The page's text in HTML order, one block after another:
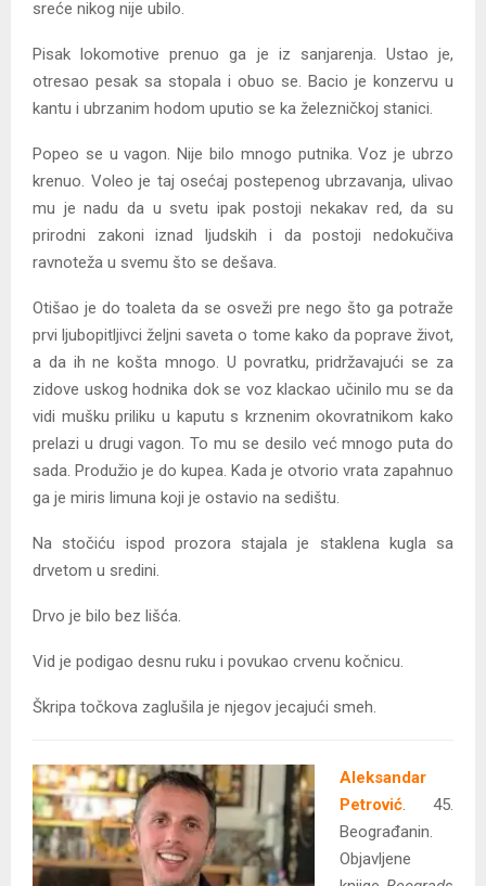
sreće nikog nije ubilo.
Pisak lokomotive prenuo ga je iz sanjarenja. Ustao je,
otresao pesak sa stopala i obuo se. Bacio je konzervu u
kantu i ubrzanim hodom uputio se ka železničkoj stanici.
Popeo se u vagon. Nije bilo mnogo putnika. Voz je ubrzo
krenuo. Voleo je taj osećaj postepenog ubrzavanja, ulivao
mu je nadu da u svetu ipak postoji nekakav red, da su
prirodni zakoni iznad ljudskih i da postoji nedokučiva
ravnoteža u svemu što se dešava.
Otišao je do toaleta da se osveži pre nego što ga potraže
prvi ljubopitljivci željni saveta o tome kako da poprave život,
a da ih ne košta mnogo. U povratku, pridržavajući se za
zidove uskog hodnika dok se voz klackao učinilo mu se da
vidi mušku priliku u kaputu s krznenim okovratnikom kako
prelazi u drugi vagon. To mu se desilo već mnogo puta do
sada. Produžio je do kupea. Kada je otvorio vrata zapahnuo
ga je miris limuna koji je ostavio na sedištu.
Na stočiću ispod prozora stajala je staklena kugla sa
drvetom u sredini.
Drvo je bilo bez lišća.
Vid je podigao desnu ruku i povukao crvenu kočnicu.
Škripa točkova zaglušila je njegov jecajući smeh.
Aleksandar
Petrović. 45.
Beograđanin.
Objavljene